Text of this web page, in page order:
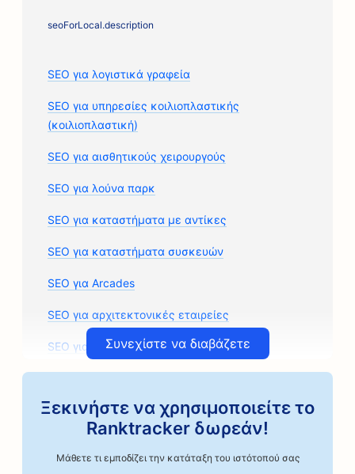
seoForLocal.description
SEO για λογιστικά γραφεία
SEO για υπηρεσίες κοιλιοπλαστικής
(κοιλιοπλαστική)
SEO για αισθητικούς χειρουργούς
SEO για λούνα παρκ
SEO για καταστήματα με αντίκες
SEO για καταστήματα συσκευών
SEO για Arcades
SEO για αρχιτεκτονικές εταιρείες
SEO για μαθήματα τέχνης
αυτοκινήτων
SEO για συνεργεία αυτοκινήτων
SEO για καταστήματα επισκευής αυτοκινήτων
Συνεχίστε να διαβάζετε
Ξεκινήστε να χρησιμοποιείτε το
Ranktracker δωρεάν!
Μάθετε τι εμποδίζει την κατάταξη του ιστότοπού σας